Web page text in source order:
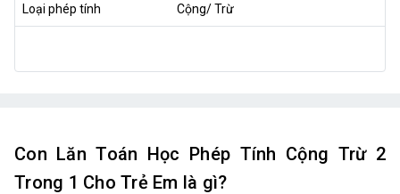
Loại phép tính Cộng/ Trừ
Con Lăn Toán Học Phép Tính Cộng Trừ 2
Trong 1 Cho Trẻ Em là gì?